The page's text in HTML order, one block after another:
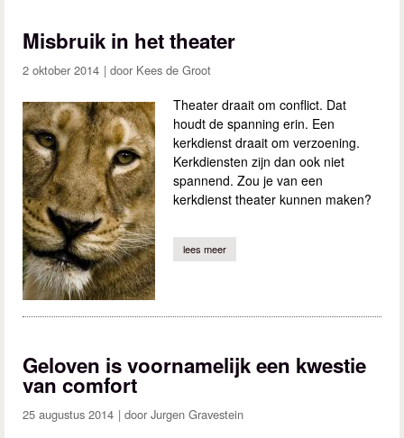
Misbruik in het theater
2 oktober 2014 Kees de Groot
Theater draait om conflict. Dat
houdt de spanning erin. Een
kerkdienst draait om verzoening.
Kerkdiensten zijn dan ook niet
spannend. Zou je van een
kerkdienst theater kunnen maken?
lees meer
Geloven is voornamelijk een kwestie
van comfort
25 augustus 2014 Jurgen Gravestein